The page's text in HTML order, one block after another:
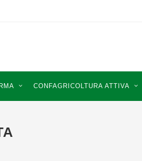
CONFAGRICOLTURA ATTIVA